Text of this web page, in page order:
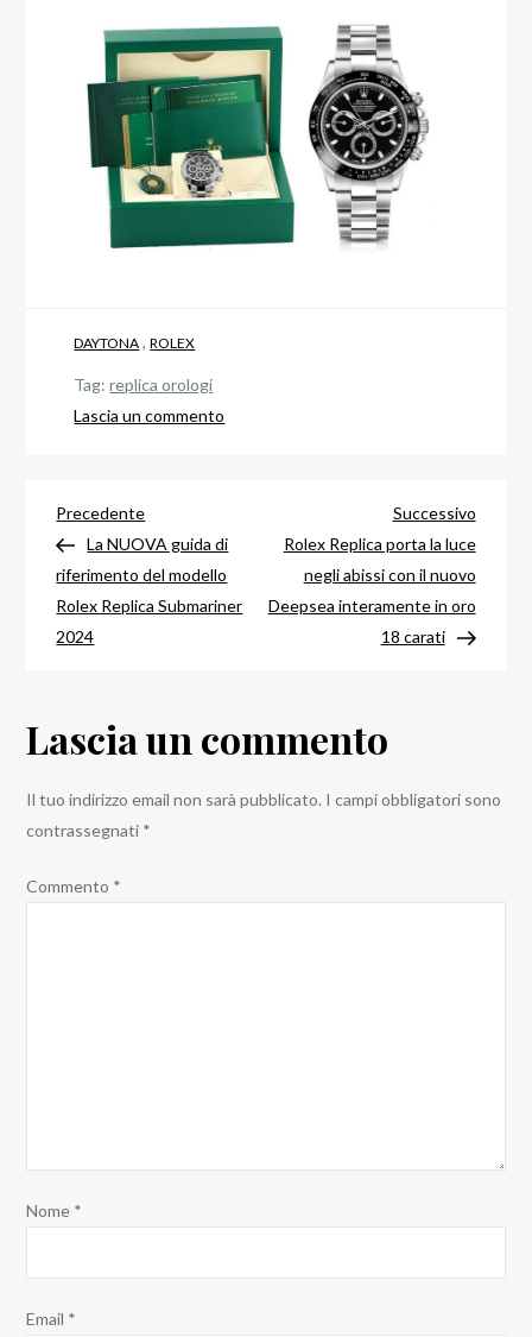
DAYTONA ,ROLEX
Tag:replica orologi
Lascia un commento
Rolex
Cosmograph
Daytona
Navigazione
articoli
Articolo
precedente
Precedente
La NUOVA guida di
riferimento del modello
Rolex Replica Submariner
2024
Successivo
Rolex Replica porta la luce
negli abissi con il nuovo
Deepsea interamente in oro
18 carati
Lascia un commento
Il tuo indirizzo email non sarà pubblicato. I campi obbligatori sono
contrassegnati *
Commento *
Nome *
Email *